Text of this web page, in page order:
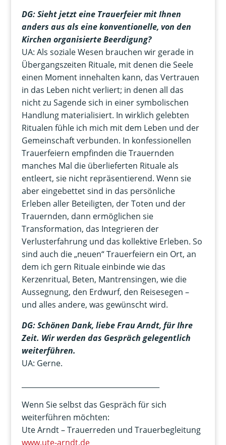
DG: Sieht jetzt eine Trauerfeier mit Ihnen
anders aus als eine konventionelle, von den
Kirchen organisierte Beerdigung?
UA: Als soziale Wesen brauchen wir gerade in
Übergangszeiten Rituale, mit denen die Seele
einen Moment innehalten kann, das Vertrauen
in das Leben nicht verliert; in denen all das
nicht zu Sagende sich in einer symbolischen
Handlung materialisiert. In wirklich gelebten
Ritualen fühle ich mich mit dem Leben und der
Gemeinschaft verbunden. In konfessionellen
Trauerfeiern empfinden die Trauernden
manches Mal die überlieferten Rituale als
entleert, sie nicht repräsentierend. Wenn sie
aber eingebettet sind in das persönliche
Erleben aller Beteiligten, der Toten und der
Trauernden, dann ermöglichen sie
Transformation, das Integrieren der
Verlusterfahrung und das kollektive Erleben. So
sind auch die „neuen“ Trauerfeiern ein Ort, an
dem ich gern Rituale einbinde wie das
Kerzenritual, Beten, Mantrensingen, wie die
Aussegnung, den Erdwurf, den Reisesegen –
und alles andere, was gewünscht wird.
DG: Schönen Dank, liebe Frau Arndt, für Ihre
Zeit. Wir werden das Gespräch gelegentlich
weiterführen.
UA: Gerne.
Wenn Sie selbst das Gespräch für sich
weiterführen möchten:
Ute Arndt – Trauerreden und Trauerbegleitung
www.ute-arndt.de